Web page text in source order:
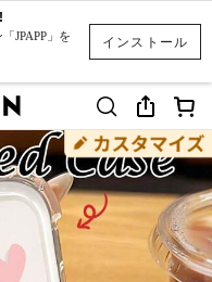
インストール
JPAPP」を